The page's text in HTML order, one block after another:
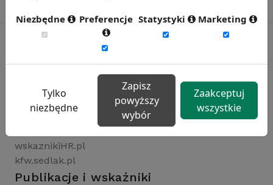
Rynekpracy.pl
sedlak.pl
wynagrodzenia.pl
raportyplacowe.pl
wskaznikiHR.pl
kfw.sedlak.pl
Publikacje i wskaźniki
Niezbędne Preferencje Statystyki Marketing
Tylko
niezbędne
Zapisz
powyższy
wybór
Zaakceptuj
wszystkie